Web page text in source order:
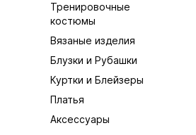
Тренировочные
костюмы
Вязаные изделия
Блузки и Рубашки
Куртки и Блейзеры
Платья
Аксессуары